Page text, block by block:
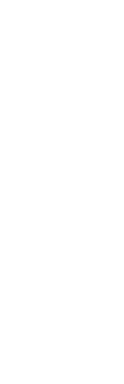
ス可能です